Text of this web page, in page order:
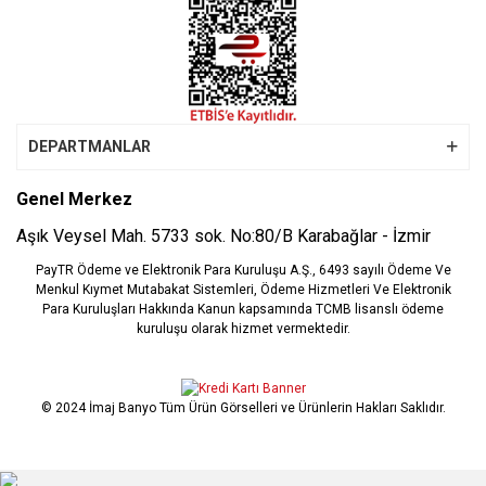
DEPARTMANLAR
Genel Merkez
Aşık Veysel Mah. 5733 sok. No:80/B Karabağlar - İzmir
PayTR Ödeme ve Elektronik Para Kuruluşu A.Ş., 6493 sayılı Ödeme Ve
Menkul Kıymet Mutabakat Sistemleri, Ödeme Hizmetleri Ve Elektronik
Para Kuruluşları Hakkında Kanun kapsamında TCMB lisanslı ödeme
kuruluşu olarak hizmet vermektedir.
© 2024 İmaj Banyo Tüm Ürün Görselleri ve Ürünlerin Hakları Saklıdır.